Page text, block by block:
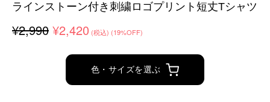
ラインストーン付き刺繍ロゴプリント短丈Tシャツ
¥2,990 ¥2,420 (税込) (19%OFF)
色・サイズを選ぶ